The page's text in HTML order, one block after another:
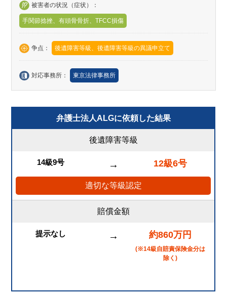
被害者の状況（症状）：
手関節捻挫、有頭骨骨折、TFCC損傷
争点： 後遺障害等級、後遺障害等級の異議申立て
対応事務所： 東京法律事務所
弁護士法人ALGに依頼した結果
後遺障害等級
14級9号 → 12級6号
適切な等級認定
賠償金額
提示なし → 約860万円
(※14級自賠責保険金分は
除く)